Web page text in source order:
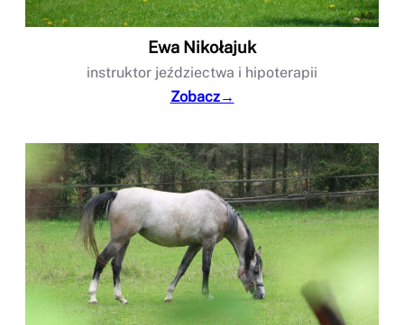
Ewa Nikołajuk
instruktor jeździectwa i hipoterapii
Zobacz→